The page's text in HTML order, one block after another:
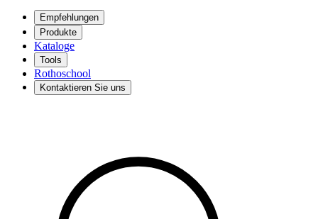
Empfehlungen
Produkte
Kataloge
Tools
Rothoschool
Kontaktieren Sie uns